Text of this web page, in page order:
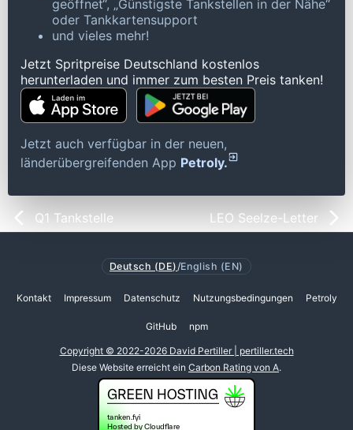
geöffnet“, „Günstigste Tankstellen in der Nähe“
oder Tankkartensupport
und vieles mehr!
Jetzt Spritpreise Deutschland kostenlos
herunterladen und immer zum besten Preis tanken!
Jetzt auch verfügbar in der neuen,
länderübergreifenden App Petroly.
Q1 Tankstelle LEO Seelze-Letter
Deutsch (DE) /English (EN)
Kontakt Impressum Datenschutz Nutzungsbedingungen Petroly
GitHub npm
Copyright © 2022-2026 David Pertiller | pertiller.tech
Diese Website erreicht ein Carbon Rating von A.